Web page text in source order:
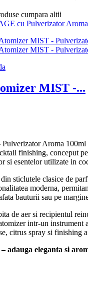
cumpara altii
MIST -...
Aroma 100ml
finishing, conceput
si esentelor utilizate in
sticlutele clasice de
moderna,
bauturii sau pe
de aer si recipientul
intr-un instrument
citrus spray si finishing
adauga eleganta si